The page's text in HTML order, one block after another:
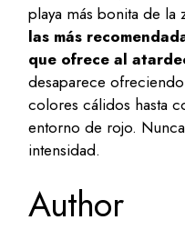
playa más bonita de la
las más
que ofrece al
desaparece
colores cálidos hasta
entorno de rojo.
intensidad.
Author